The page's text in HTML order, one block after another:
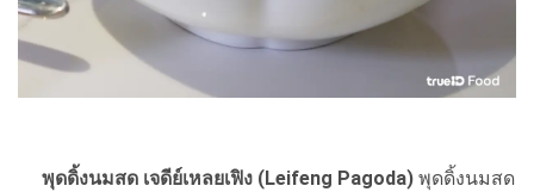
พุดดิ้งนมสด เจดีย์เหลยเฟิง (Leifeng Pagoda) พุดดิ้งนมสด